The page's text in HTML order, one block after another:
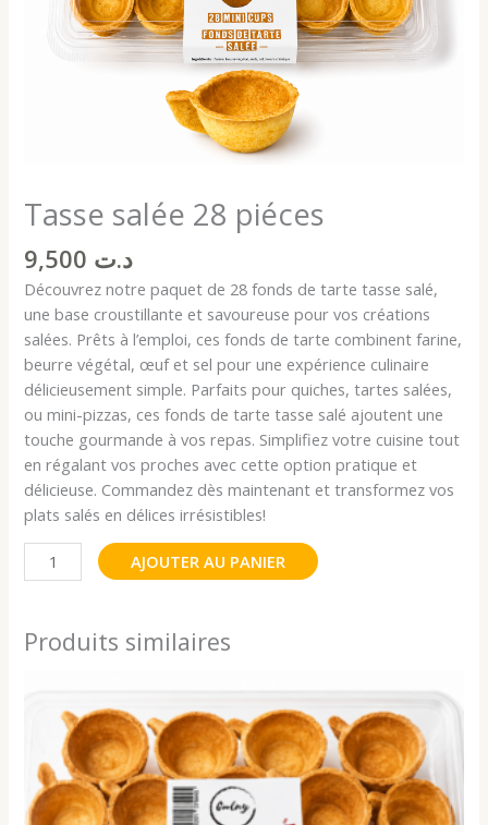
Tasse salée 28 piéces
د.ت
Découvrez notre paquet de 28 fonds de tarte tasse salé,
une base croustillante et savoureuse pour vos créations
salées. Prêts à l’emploi, ces fonds de tarte combinent farine,
beurre végétal, œuf et sel pour une expérience culinaire
délicieusement simple. Parfaits pour quiches, tartes salées,
ou mini-pizzas, ces fonds de tarte tasse salé ajoutent une
touche gourmande à vos repas. Simplifiez votre cuisine tout
en régalant vos proches avec cette option pratique et
délicieuse. Commandez dès maintenant et transformez vos
plats salés en délices irrésistibles!
AJOUTER AU PANIER
Produits similaires